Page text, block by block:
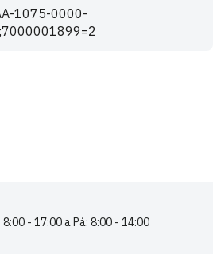
1075-0000-
- 17:00 a Pá: 8:00 - 14:00